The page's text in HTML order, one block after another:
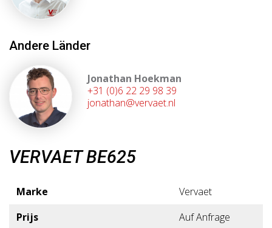
Andere Länder
Jonathan Hoekman
+31 (0)6 22 29 98 39
jonathan@vervaet.nl
VERVAET BE625
Marke
Vervaet
Prijs
Auf Anfrage